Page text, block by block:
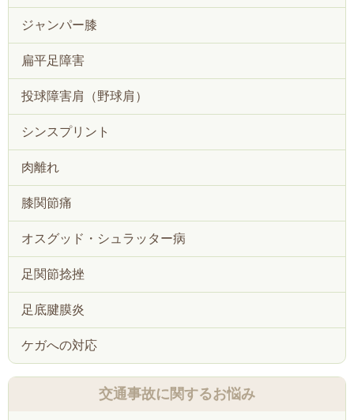
ジャンパー膝
扁平足障害
投球障害肩（野球肩）
シンスプリント
肉離れ
膝関節痛
オスグッド・シュラッター病
足関節捻挫
足底腱膜炎
ケガへの対応
交通事故に関するお悩み